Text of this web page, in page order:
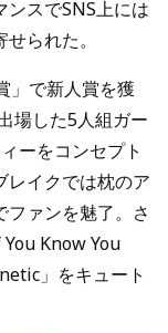
スでSNS上には
られた。
」で新人賞を獲
場した5人組ガー
ーをコンセプト
レイクでは枕のア
ァンを魅了。さ
Know You
」をキュート